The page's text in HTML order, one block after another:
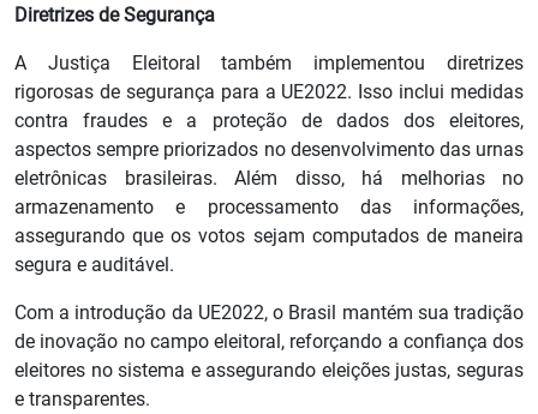
Diretrizes de Segurança
A Justiça Eleitoral também implementou diretrizes
rigorosas de segurança para a UE2022. Isso inclui medidas
contra fraudes e a proteção de dados dos eleitores,
aspectos sempre priorizados no desenvolvimento das urnas
eletrônicas brasileiras. Além disso, há melhorias no
armazenamento e processamento das informações,
assegurando que os votos sejam computados de maneira
segura e auditável.
Com a introdução da UE2022, o Brasil mantém sua tradição
de inovação no campo eleitoral, reforçando a confiança dos
eleitores no sistema e assegurando eleições justas, seguras
e transparentes.